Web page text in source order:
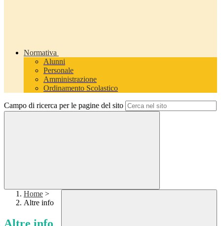
Normativa
Alunni
Personale
Amministrazione
Ordinamento Scolastico
Campo di ricerca per le pagine del sito
Home >
Altre info